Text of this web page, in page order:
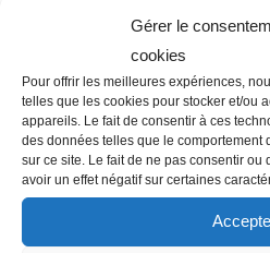
Gérer le
cookies
Pour offrir les meilleures expériences,
telles que les cookies pour stocker et/ou
appareils. Le fait de consentir à ces
des données telles que le comportement
sur ce site. Le fait de ne pas consentir ou
avoir un effet négatif sur certaines
• Connexion recommandée sur
conique femelle, tubing
gris, masselotte NETAFIM et
éviter la vidange complète des
aux points bas.